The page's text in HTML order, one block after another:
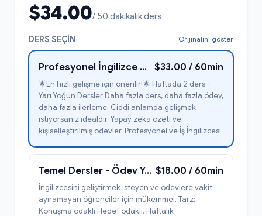
$34.00/ 50 dakikalık ders
DERS SEÇIN Orijinalini göster
Profesyonel İngilizce Geliştirme Kursu 1-1 $33.00 / 60min
🌟En hızlı gelişme için önerilir!🌟 Haftada 2 ders -
Yarı Yoğun Dersler Daha fazla ders, daha fazla ödev,
daha fazla ilerleme. Ciddi anlamda gelişmek
istiyorsanız idealdir. Yapay zeka özeti ve
kişiselleştirilmiş ödevler. Profesyonel ve İş İngilizcesi.
Temel Dersler - Ödev Yok - Konuşma Odaklı $18.00 / 60min
İngilizcesini geliştirmek isteyen ve ödevlere vakit
ayıramayan öğrenciler için mükemmel. Tarz:
Konuşma odaklı Hedef odaklı. Haftalık